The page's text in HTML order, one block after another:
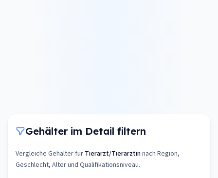
Gehälter im Detail filtern
Vergleiche Gehälter für Tierarzt/Tierärztinnach Region,
Geschlecht, Alter und Qualifikationsniveau.